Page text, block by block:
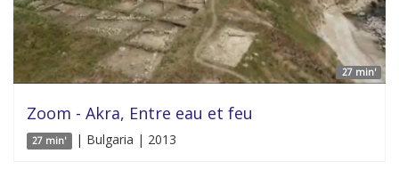
27 min'
Zoom - Akra, Entre eau et feu
27 min' | Bulgaria | 2013